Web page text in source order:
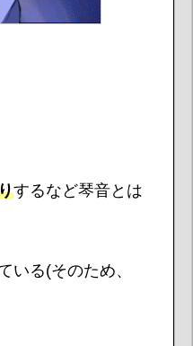
するなど琴音とは
いる(そのため、